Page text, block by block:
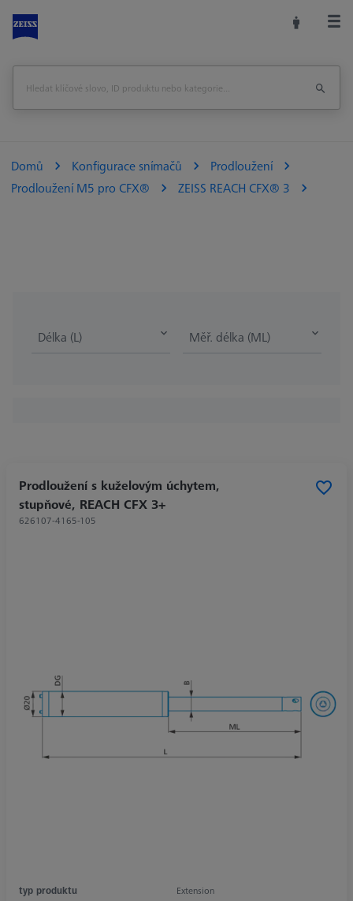
Domů Konfigurace snímačů
Prodloužení
Prodloužení M5 pro CFX®
ZEISS REACH CFX® 3
Délka (L) Měř. délka (ML)
Prodloužení s kuželovým úchytem,
stupňové, REACH CFX 3+
626107-4165-105
typ produktu
Extension